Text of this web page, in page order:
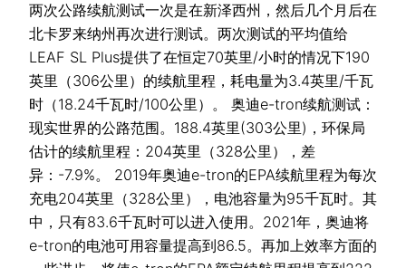
两次公路续航测试一次是在新泽西州，然后几个月后在
北卡罗来纳州再次进行测试。两次测试的平均值给
LEAF SL Plus提供了在恒定70英里/小时的情况下190
英里（306公里）的续航里程，耗电量为3.4英里/千瓦
时（18.24千瓦时/100公里）。 奥迪e-tron续航测试：
现实世界的公路范围。188.4英里(303公里)，环保局
估计的续航里程：204英里（328公里），差
异：-7.9%。 2019年奥迪e-tron的EPA续航里程为每次
充电204英里（328公里），电池容量为95千瓦时。其
中，只有83.6千瓦时可以进入使用。2021年，奥迪将
e-tron的电池可用容量提高到86.5。再加上效率方面的